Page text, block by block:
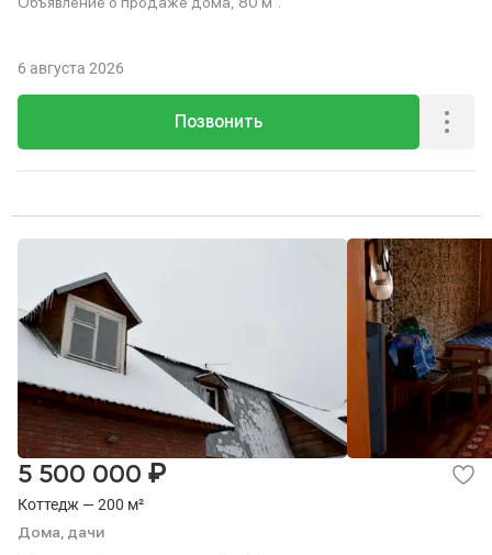
Позвонить
6 августа 2026
Коттедж — 200 м²
Дома, дачи
5 500 000 ₽